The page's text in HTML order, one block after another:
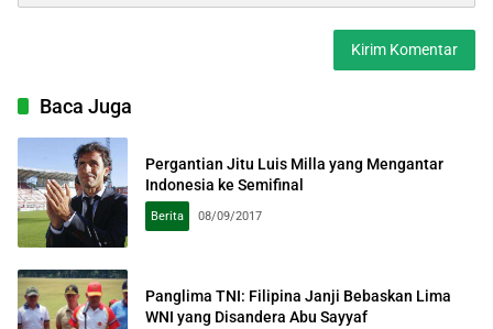
Baca Juga
Pergantian Jitu Luis Milla yang Mengantar
Indonesia ke Semifinal
Berita 08/09/2017
Panglima TNI: Filipina Janji Bebaskan Lima
WNI yang Disandera Abu Sayyaf